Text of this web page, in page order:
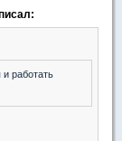
работать